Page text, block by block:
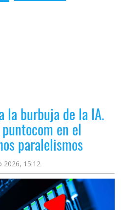
la burbuja de la IA.
en el
paralelismos
2026, 15:12